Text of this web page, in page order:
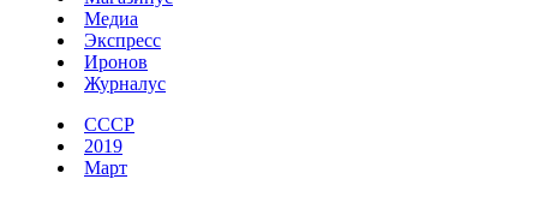
Медиа
Экспресс
Иронов
Журналус
СССР
2019
Март